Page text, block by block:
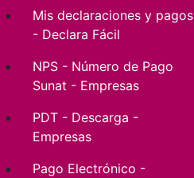
Mis declaraciones y pagos
- Declara Fácil
NPS - Número de Pago
Sunat - Empresas
PDT - Descarga -
Empresas
Pago Electrónico -